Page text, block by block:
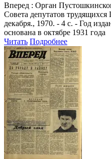
Вперед : Орган
Совета депутатов
декабря., 1970. - 4 с. - Год
основана в октябре 1931 года
Читать Подробнее